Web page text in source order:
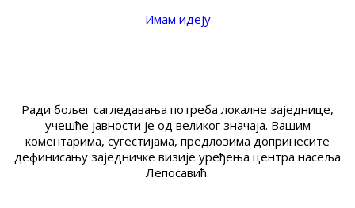
Имам идеју
Ради бољег сагледавања потреба локалне заједнице,
учешће јавности је од великог значаја. Вашим
коментарима, сугестијама, предлозима допринесите
дефинисању заједничке визије уређења центра насеља
Лепосавић.